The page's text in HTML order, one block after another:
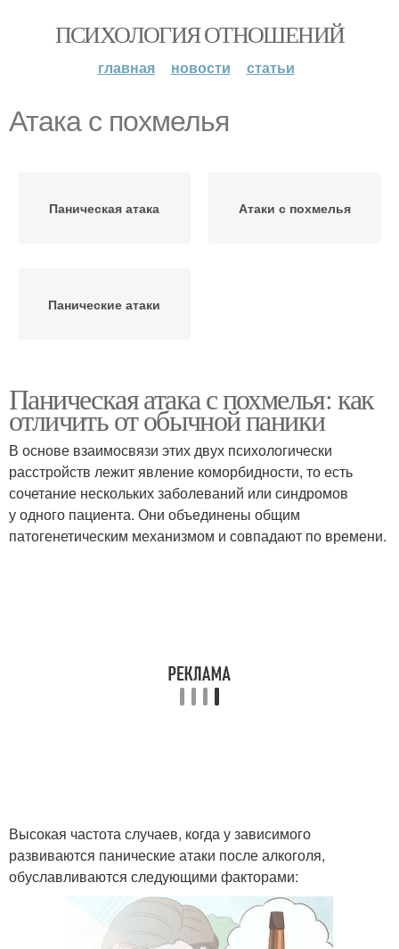
ПСИХОЛОГИЯ ОТНОШЕНИЙ
главная новости статьи
Атака с похмелья
Паническая атака Атаки с похмелья
Панические атаки
Паническая атака с похмелья: как
отличить от обычной паники
В основе взаимосвязи этих двух психологически
расстройств лежит явление коморбидности, то есть
сочетание нескольких заболеваний или синдромов
у одного пациента. Они объединены общим
патогенетическим механизмом и совпадают по времени.
Высокая частота случаев, когда у зависимого
развиваются панические атаки после алкоголя,
обуславливаются следующими факторами: